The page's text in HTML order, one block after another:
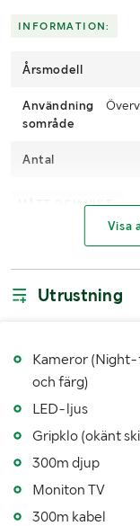
Skicka en
INFORMATION:
Årsmodell
Användning
sområde
Antal
MÅTT OCH VIKT:
Höjd (mm)
Övriga
mått
Visa
Utrustning
Kameror
och färg)
LED-ljus
Gripklo (okänt
300m djup
Moniton TV
300m kabel